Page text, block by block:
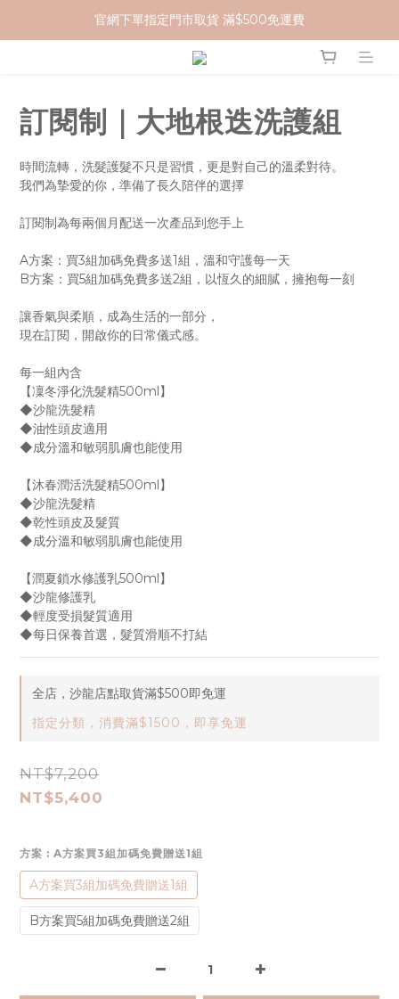
加入 MCG 會員｜即贈 $100 購物金
官網下單指定門市取貨 滿$500免運費
加入 MCG 會員｜即贈 $100 購物金
訂閱制｜大地根迭洗護組
時間流轉，洗髮護髮不只是習慣，更是對自己的溫柔對待。
我們為摯愛的你，準備了長久陪伴的選擇
訂閱制為每兩個月配送一次產品到您手上
A方案：買3組加碼免費多送1組，溫和守護每一天
B方案：買5組加碼免費多送2組，以恆久的細膩，擁抱每一刻
讓香氣與柔順，成為生活的一部分，
現在訂閱，開啟你的日常儀式感。
每一組內含
【凜冬淨化洗髮精500ml】
◆沙龍洗髮精
◆油性頭皮適用
◆成分溫和敏弱肌膚也能使用
【沐春潤活洗髮精500ml】
◆沙龍洗髮精
◆乾性頭皮及髮質
◆成分溫和敏弱肌膚也能使用
【潤夏鎖水修護乳500ml】
◆沙龍修護乳
◆輕度受損髮質適用
◆每日保養首選，髮質滑順不打結
全店，沙龍店點取貨滿$500即免運
指定分類，消費滿$1500，即享免運
NT$7,200
NT$5,400
方案 : A方案買3組加碼免費贈送1組
A方案買3組加碼免費贈送1組
B方案買5組加碼免費贈送2組